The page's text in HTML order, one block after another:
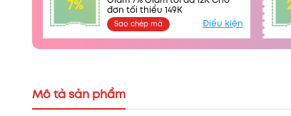
7%
đơn tối thiểu 149K
Sao chép mã Điều kiện
Mô tả sản phẩm